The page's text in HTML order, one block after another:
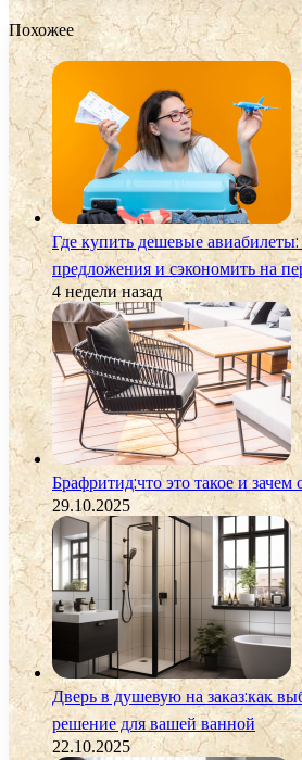
Похожее
Где купить дешевые
предложения и сэкономить на
4 недели назад
Брафритид:что это такое и
29.10.2025
Дверь в душевую на заказ:как
решение для вашей ванной
22.10.2025